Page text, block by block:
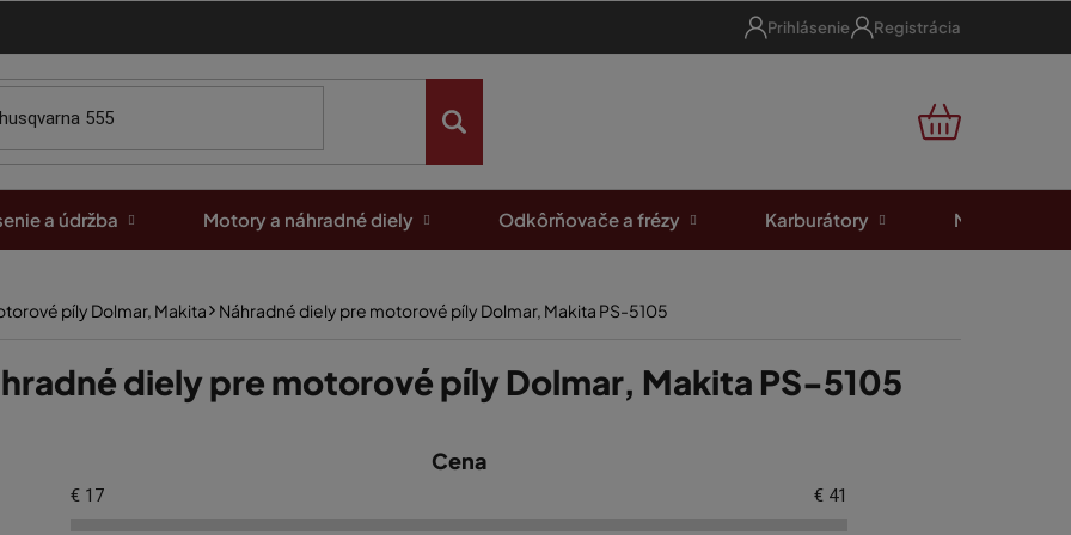
Prihlásenie Registrácia
NÁKUPNÝ
a údržba Motory a náhradné diely Odkôrňovače a frézy Karburátory Motorové
píly Dolmar, Makita Náhradné diely pre motorové píly Dolmar, Makita PS-5105
diely pre motorové píly Dolmar, Makita PS-5105
Cena
€ 17 € 41